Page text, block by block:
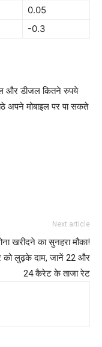
0.05
-0.3
और डीजल कितने रुपये
अपने मोबाइल पर पा सकते
Next article
खरीदने का सुनहरा मौका!
को लुढ़के दाम, जानें 22 और
24 कैरेट के ताजा रेट